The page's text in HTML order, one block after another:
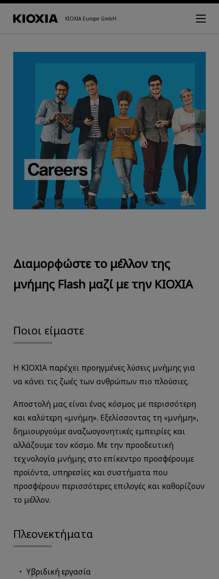
KIOXIA Europe GmbH
Διαμορφώστε το μέλλον της
μνήμης Flash μαζί με την KIOXIA
Ποιοι είμαστε
Η KIOXIA παρέχει προηγμένες λύσεις μνήμης για
να κάνει τις ζωές των ανθρώπων πιο πλούσιες.
Αποστολή μας είναι ένας κόσμος με περισσότερη
και καλύτερη «μνήμη». Εξελίσσοντας τη «μνήμη»,
δημιουργούμε αναζωογονητικές εμπειρίες και
αλλάζουμε τον κόσμο. Με την προοδευτική
τεχνολογία μνήμης στο επίκεντρο προσφέρουμε
προϊόντα, υπηρεσίες και συστήματα που
προσφέρουν περισσότερες επιλογές και καθορίζουν
το μέλλον.
Πλεονεκτήματα
Υβριδική εργασία